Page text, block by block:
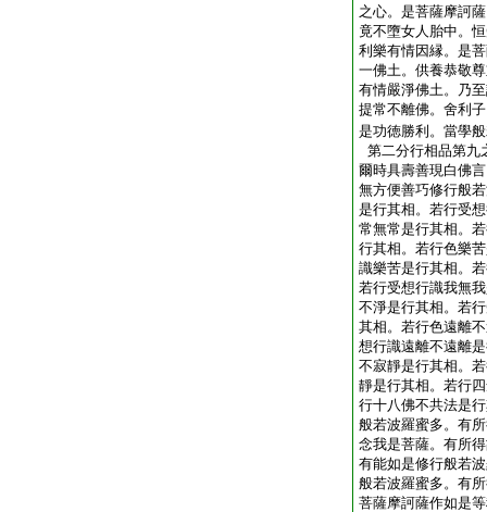
之心。是菩薩摩訶
竟不墮女人胎中。
利樂有情因縁。是
一佛土。供養恭敬
有情嚴淨佛土。乃
提常不離佛。舍利
是功徳勝利。當學
第二分行相品第九
爾時具壽善現白佛
無方便善巧修行般
是行其相。若行受
常無常是行其相。
行其相。若行色樂
識樂苦是行其相。
若行受想行識我無
不淨是行其相。若
其相。若行色遠離
想行識遠離不遠離
不寂靜是行其相。
靜是行其相。若行
行十八佛不共法是
般若波羅蜜多。有
念我是菩薩。有所
有能如是修行般若
般若波羅蜜多。有
菩薩摩訶薩作如是